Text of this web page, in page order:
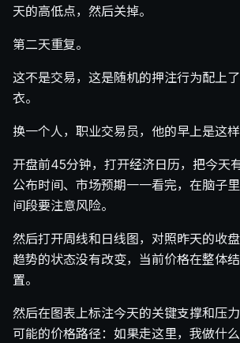
天的高低点，然后关掉。
第二天重复。
这不是交易，这是随机的押注行为配上
衣。
换一个人，职业交易员，他的早上是这样
开盘前45分钟，打开经济日历，把今天
公布时间、市场预期一一看完，在脑子
间段要注意风险。
然后打开周线和日线图，对照昨天的收
趋势的状态没有改变，当前价格在整体
置。
然后在图表上标注今天的关键支撑和压
可能的价格路径：如果走这里，我做什